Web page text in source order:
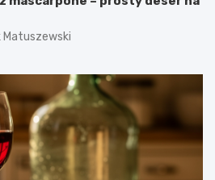
Matuszewski